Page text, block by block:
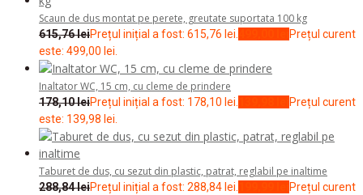
Scaun de dus montat pe perete, greutate suportata 100 kg
615,76leiPrețul inițial a fost: 615,76 lei.
Prețul curent
este: 499,00 lei.
Inaltator WC, 15 cm, cu cleme de prindere
178,10leiPrețul inițial a fost: 178,10 lei.
Prețul curent
este: 139,98 lei.
Taburet de dus, cu sezut din plastic, patrat, reglabil pe inaltime
288,84leiPrețul inițial a fost: 288,84 lei.
Prețul curent